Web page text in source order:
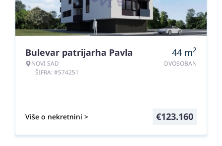
Bulevar patrijarha Pavla
NOVI SAD
ŠIFRA: #574251
44 m2
DVOSOBAN
Više o nekretnini > €123.160